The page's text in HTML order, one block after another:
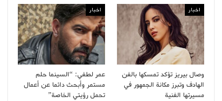
اخبار
وصال بيريز تؤكد تمسكها بالفن
الهادف وتبرز مكانة الجمهور في
مسيرتها الفنية
اخبار
عمر لطفي: “السينما حلم
مستمر وأبحث دائما عن أعمال
تحمل رؤيتي الخاصة”